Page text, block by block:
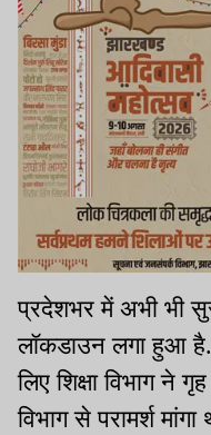
प्रदेशभर में अभी भी
लॉकडाउन लगा हुआ
लिए शिक्षा विभाग ने
विभाग से परामर्श